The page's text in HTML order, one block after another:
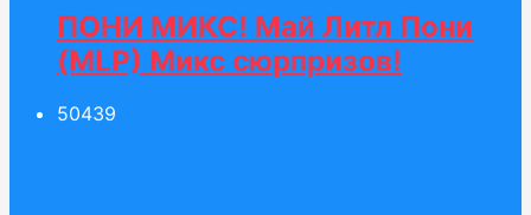
ПОНИ МИКС! Май Литл Пони
(MLP) Микс сюрпризов!
50439